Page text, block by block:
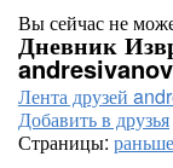
Вы сейчас не
Дневник
Лента друзей
Добавить в друзья
Страницы: